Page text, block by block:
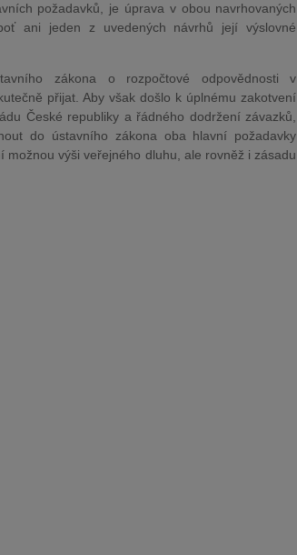
požadavků, je úprava v obou navrhovaných
ani jeden z uvedených návrhů její výslovné
zákona o rozpočtové odpovědnosti v
přijat. Aby však došlo k úplnému zakotvení
České republiky a řádného dodržení závazků,
do ústavního zákona oba hlavní požadavky
výši veřejného dluhu, ale rovněž i zásadu